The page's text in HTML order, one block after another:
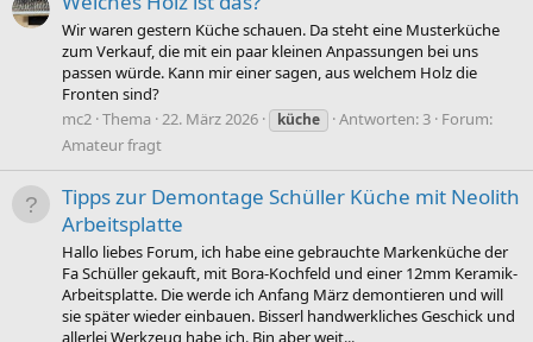
Wir waren gestern Küche schauen. Da steht eine Musterküche
zum Verkauf, die mit ein paar kleinen Anpassungen bei uns
passen würde. Kann mir einer sagen, aus welchem Holz die
Fronten sind?
mc2 Thema 22. März 2026 küche Antworten: 3 Forum:
Amateur fragt
Tipps zur Demontage Schüller Küche mit Neolith
Arbeitsplatte
Hallo liebes Forum, ich habe eine gebrauchte Markenküche der
Fa Schüller gekauft, mit Bora-Kochfeld und einer 12mm Keramik-
Arbeitsplatte. Die werde ich Anfang März demontieren und will
sie später wieder einbauen. Bisserl handwerkliches Geschick und
allerlei Werkzeug habe ich. Bin aber weit...